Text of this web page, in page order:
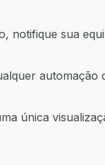
notifique sua
automação
única